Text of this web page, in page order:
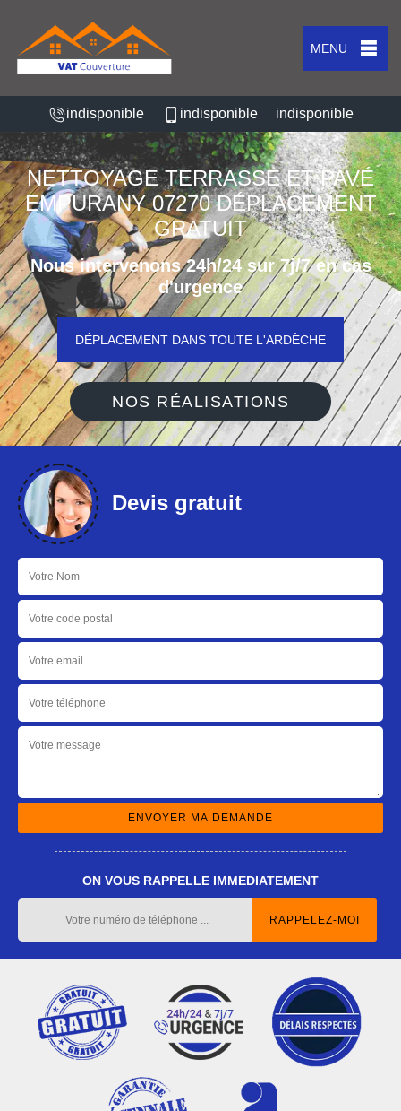
MENU
indisponible indisponible indisponible
NETTOYAGE TERRASSE ET PAVÉ
EMPURANY 07270 DÉPLACEMENT
GRATUIT
Nous intervenons 24h/24 sur 7j/7 en cas
d'urgence
DÉPLACEMENT DANS TOUTE L'ARDÈCHE
NOS RÉALISATIONS
Devis gratuit
ON VOUS RAPPELLE IMMEDIATEMENT